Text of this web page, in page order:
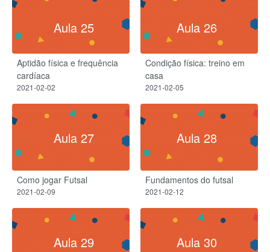
Aula 25
Aptidão física e frequência
cardíaca
2021-02-02
Aula 26
Condição física: treino em
casa
2021-02-05
Aula 27
Como jogar Futsal
2021-02-09
Aula 28
Fundamentos do futsal
2021-02-12
Aula 29 Aula 30